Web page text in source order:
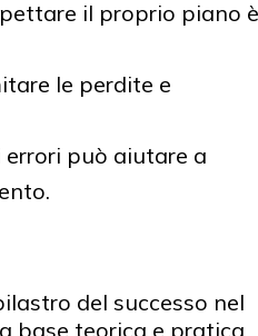
il proprio piano è
le perdite e
può aiutare a
del successo nel
base teorica e pratica.